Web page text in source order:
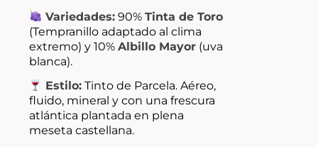
Variedades:90% Tinta de Toro
(Tempranillo adaptado al clima
extremo) y 10% Albillo Mayor(uva
blanca).
Estilo:Tinto de Parcela. Aéreo,
fluido, mineral y con una frescura
atlántica plantada en plena
meseta castellana.